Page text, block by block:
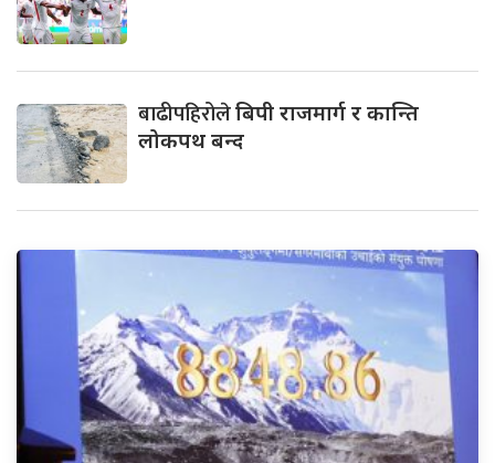
बाढीपहिरोलेबिपी राजमार्ग र कान्ति
लोकपथ बन्द